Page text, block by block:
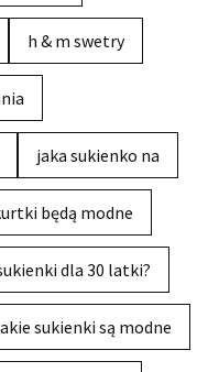
h & m swetry
jaka sukienko na
będą modne
dla 30 latki?
sukienki są modne